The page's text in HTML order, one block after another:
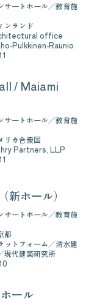
サートホール
教育施
ンランド
office
Pulkkinen-Raunio
/ Maiami
サートホール
教育施
リカ合衆国
Partners, LLP
新ホール）
サートホール
教育施
都
ットフォーム
清水建
現代建築研究所
ール